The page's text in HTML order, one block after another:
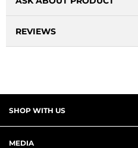
REVIEWS
SHOP WITH US
MEDIA